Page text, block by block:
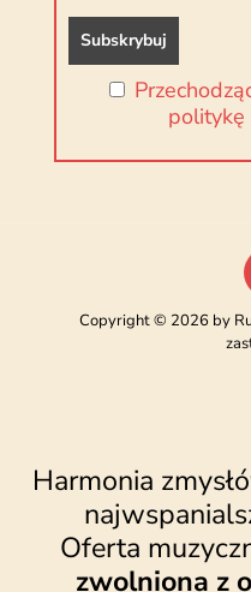
Copyright © 2026 by
Harmonia
Oferta
zwolniona z